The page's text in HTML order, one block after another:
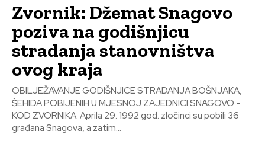
Zvornik: Džemat Snagovo
poziva na godišnjicu
stradanja stanovništva
ovog kraja
OBILJEŽAVANJE GODIŠNJICE STRADANJA BOŠNJAKA,
ŠEHIDA POBIJENIH U MJESNOJ ZAJEDNICI SNAGOVO -
KOD ZVORNIKA. Aprila 29. 1992 god. zločinci su pobili 36
građana Snagova, a zatim...